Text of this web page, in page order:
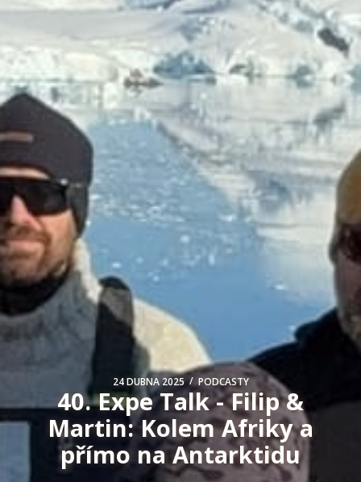
24 DUBNA 2025 / PODCASTY
40. Expe Talk - Filip &
Martin: Kolem Afriky a
přímo na Antarktidu